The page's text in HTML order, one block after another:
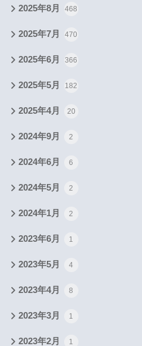
2025年8月 468
2025年7月 470
2025年6月 366
2025年5月 182
2025年4月 20
2024年9月 2
2024年6月 6
2024年5月 2
2024年1月 2
2023年6月 1
2023年5月 4
2023年4月 8
2023年3月 1
2023年2月 1